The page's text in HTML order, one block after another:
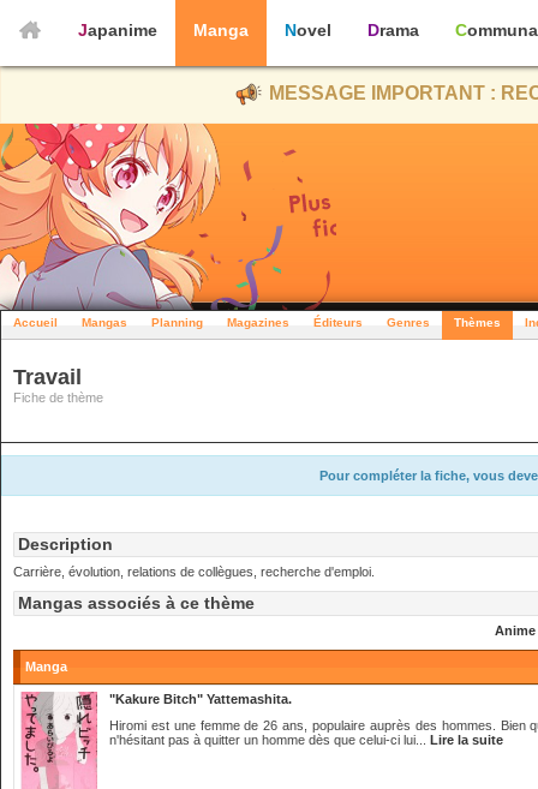
Japanime Manga Novel Drama
MESSAGE IMPORTANT :
Accueil Mangas Planning Magazines Éditeurs Genres Thèmes
Travail
Fiche de thème
Pour compléter la fiche, vous
Description
Carrière, évolution, relations de collègues, recherche d'emploi.
Mangas associés à ce thème
Anime
Manga
"Kakure Bitch" Yattemashita.
Hiromi est une femme de 26 ans, populaire auprès des hommes. Bien
n'hésitant pas à quitter un homme dès que celui-ci lui... Lire la suite